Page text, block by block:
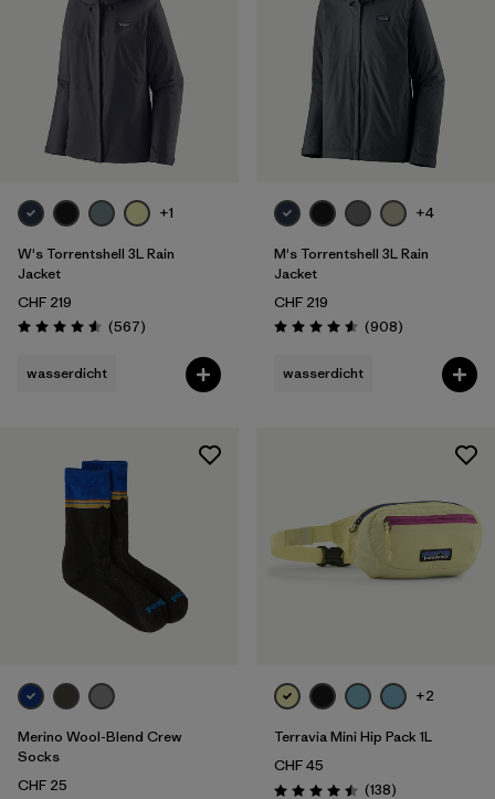
+1
W's Torrentshell 3L Rain
Jacket
CHF 219
Bewertung: 4.6 / 5
(567Rezensionen
)
wasserdicht
+4
M's Torrentshell 3L Rain
Jacket
CHF 219
Bewertung: 4.6 / 5
(908Rezensionen
)
wasserdicht
Merino Wool-Blend Crew
Socks
CHF 25
+2
Terravia Mini Hip Pack 1L
CHF 45
(138Rezensionen
)